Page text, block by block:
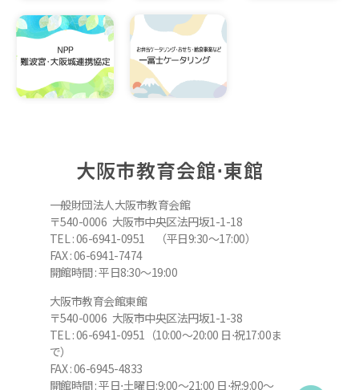
大阪市教育会館⋅東館
一般財団法人大阪市教育会館
〒540-0006 大阪市中央区法円坂1-1-18
TEL : 06-6941-0951 （平日9:30～17:00）
FAX : 06-6941-7474
開館時間 : 平日8:30～19:00
大阪市教育会館東館
〒540-0006 大阪市中央区法円坂1-1-38
TEL : 06-6941-0951（10:00～20:00 日⋅祝17:00ま
で）
FAX : 06-6945-4833
開館時間 : 平日⋅土曜日:9:00～21:00 日⋅祝:9:00～